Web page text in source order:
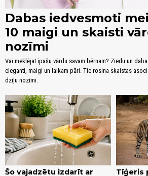
Dabas iedvesmoti
10 maigi un skaisti
nozīmi
Vai meklējat īpašu vārdu savam bērnam? Ziedu un
eleganti, maigi un laikam pāri. Tie rosina skaistas
dziļu nozīmi.
Šo vajadzētu izdarīt ar
Tīģeris